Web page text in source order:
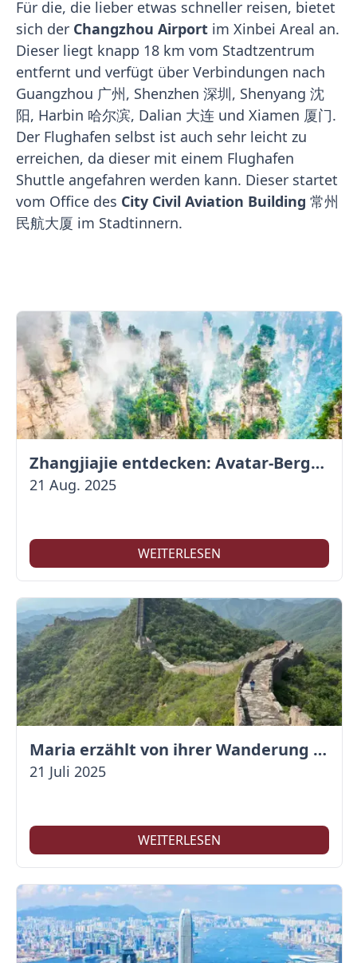
Für die, die lieber etwas schneller reisen, bietet
sich der Changzhou Airport im Xinbei Areal an.
Dieser liegt knapp 18 km vom Stadtzentrum
entfernt und verfügt über Verbindungen nach
Guangzhou 广州, Shenzhen 深圳, Shenyang 沈
阳, Harbin 哈尔滨, Dalian 大连 und Xiamen 厦门.
Der Flughafen selbst ist auch sehr leicht zu
erreichen, da dieser mit einem Flughafen
Shuttle angefahren werden kann. Dieser startet
vom Office des City Civil Aviation Building 常州
民航大厦 im Stadtinnern.
Zhangjiajie entdecken: Avatar-Berge & Altstadt von Fenghuang
21 Aug. 2025
WEITERLESEN
Maria erzählt von ihrer Wanderung auf der Großen Mauer
21 Juli 2025
WEITERLESEN